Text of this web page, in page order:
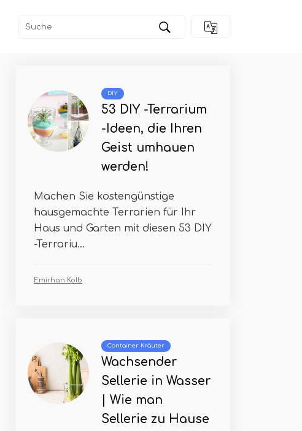
DIY
53 DIY -Terrarium
-Ideen, die Ihren
Geist umhauen
werden!
Machen Sie kostengünstige
hausgemachte Terrarien für Ihr
Haus und Garten mit diesen 53 DIY
-Terrariu...
Emirhan Kolb
Container Kräuter
Wachsender
Sellerie in Wasser
| Wie man
Sellerie zu Hause